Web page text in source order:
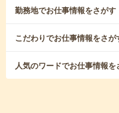
勤務地でお仕事情報をさがす
こだわりでお仕事情報をさが
人気のワードでお仕事情報を